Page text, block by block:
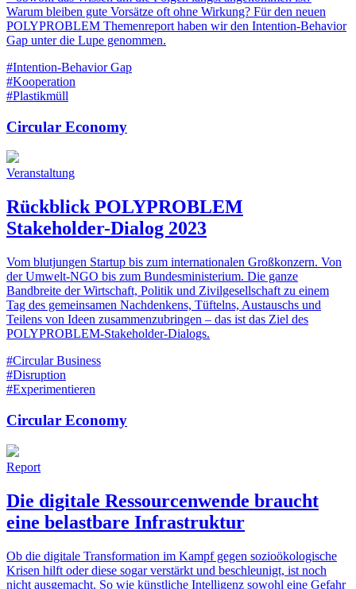
Warum bleiben gute Vorsätze oft ohne Wirkung? Für den neuen
POLYPROBLEM Themenreport haben wir den Intention-Behavior
Gap unter die Lupe genommen.
#Intention-Behavior Gap
#Kooperation
#Plastikmüll
Circular Economy
Veranstaltung
Rückblick POLYPROBLEM
Stakeholder-Dialog 2023
Vom blutjungen Startup bis zum internationalen Großkonzern. Von
der Umwelt-NGO bis zum Bundesministerium. Die ganze
Bandbreite der Wirtschaft, Politik und Zivilgesellschaft zu einem
Tag des gemeinsamen Nachdenkens, Tüftelns, Austauschs und
Teilens von Ideen zusammenzubringen – das ist das Ziel des
POLYPROBLEM-Stakeholder-Dialogs.
#Circular Business
#Disruption
#Experimentieren
Circular Economy
Report
Die digitale Ressourcenwende braucht
eine belastbare ­Infrastruktur
Ob die digitale Transformation im Kampf gegen sozioökologische
Krisen hilft oder diese sogar verstärkt und beschleunigt, ist noch
nicht ausgemacht. So wie künstliche Intelligenz sowohl eine Gefahr